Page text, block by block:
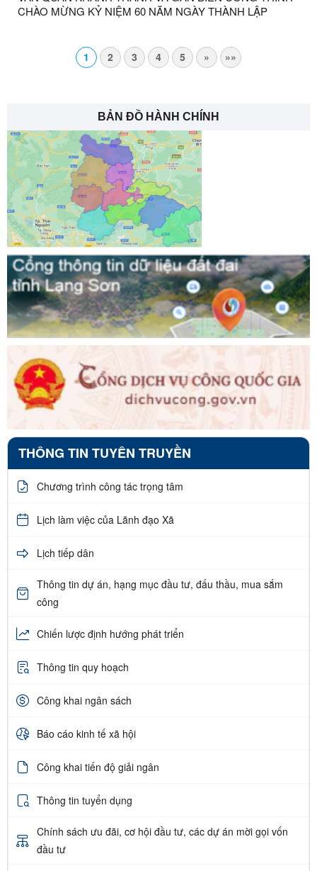
CHÀO MỪNG KỶ NIỆM 60 NĂM NGÀY THÀNH LẬP
1 2 3 4 5 » »»
BẢN ĐỒ HÀNH CHÍNH
THÔNG TIN TUYÊN TRUYỀN
Chương trình công tác trọng tâm
Lịch làm việc của Lãnh đạo Xã
Lịch tiếp dân
Thông tin dự án, hạng mục đầu tư, đấu thầu, mua sắm
công
Chiến lược định hướng phát triển
Thông tin quy hoạch
Công khai ngân sách
Báo cáo kinh tế xã hội
Công khai tiến độ giải ngân
Thông tin tuyển dụng
Chính sách ưu đãi, cơ hội đầu tư, các dự án mời gọi vốn
đầu tư